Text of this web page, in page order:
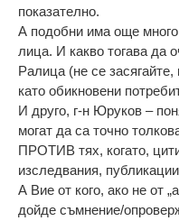
показателно.
А подобни има още
лица. И какво тогава да
Ралица (не се
като обикновени
И друго, г-н Юруков –
могат да са точно
ПРОТИВ тях, когато,
изследвания,
А Вие от кого, ако не от
дойде съмнение/